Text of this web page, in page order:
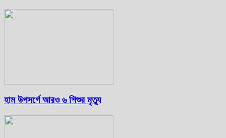
হাম উপসর্গে আরও ৬ শিশুর মৃত্যু